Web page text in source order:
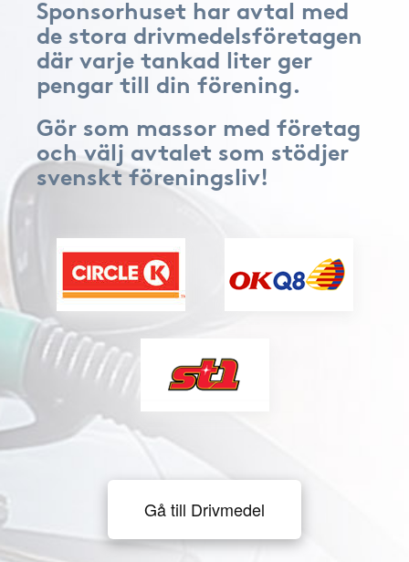
Sponsorhuset har avtal med
de stora drivmedelsföretagen
där varje tankad liter ger
pengar till din förening.
Gör som massor med företag
och välj avtalet som stödjer
svenskt föreningsliv!
Gå till Drivmedel